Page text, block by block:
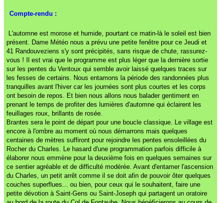
Compte-rendu :
L'automne est morose et humide, pourtant ce matin-là le soleil est bien
présent. Dame Météo nous a prévu une petite fenêtre pour ce Jeudi et
41 Randouveziens s'y sont précipités, sans risque de chute, rassurez-
vous ! Il est vrai que le programme est plus léger que la dernière sortie
sur les pentes du Ventoux qui semble avoir laissé quelques traces sur
les fesses de certains. Nous entamons la période des randonnées plus
tranquilles avant l'hiver car les journées sont plus courtes et les corps
ont besoin de repos. Et bien nous allons nous balader gentiment en
prenant le temps de profiter des lumières d'automne qui éclairent les
feuillages roux, brillants de rosée.
Brantes sera le point de départ pour une boucle classique. Le village est
encore à l'ombre au moment où nous démarrons mais quelques
centaines de mètres suffiront pour rejoindre les pentes ensoleillées du
Rocher du Charles. Le hasard d'une programmation parfois difficile à
élaborer nous emmène pour la deuxième fois en quelques semaines sur
ce sentier agréable et de difficulté modérée. Avant d'entamer l'ascension
du Charles, un petit arrêt comme il se doit afin de pouvoir ôter quelques
couches superflues... ou bien, pour ceux qui le souhaitent, faire une
petite dévotion à Saint-Gens ou Saint-Joseph qui partagent un oratoire